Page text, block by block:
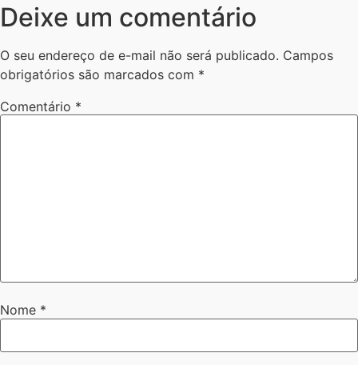
Deixe um comentário
O seu endereço de e-mail não será publicado. Campos
obrigatórios são marcados com *
Comentário *
Nome *